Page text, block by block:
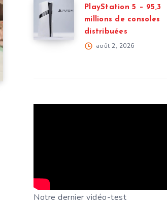
PlayStation 5 – 95,3
millions de consoles
distribuées
août 2, 2026
Notre dernier vidéo-test